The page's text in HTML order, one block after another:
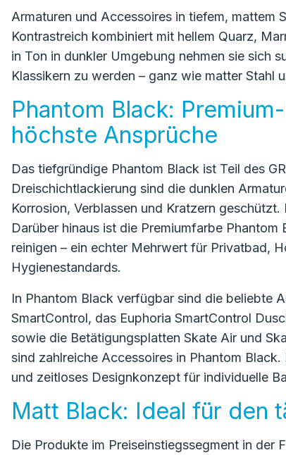
Armaturen und Accessoires in tiefem, mattem
Kontrastreich kombiniert mit hellem Quarz,
in Ton in dunkler Umgebung nehmen sie sich
Klassikern zu werden – ganz wie matter Stahl
Phantom Black:
höchste Ansprüche
Das tiefgründige Phantom Black ist Teil des
Dreischichtlackierung sind die dunklen
Korrosion, Verblassen und Kratzern
Darüber hinaus ist die Premiumfarbe
reinigen – ein echter Mehrwert für Privatbad,
Hygienestandards.
In Phantom Black verfügbar sind die beliebte
SmartControl, das Euphoria SmartControl
sowie die Betätigungsplatten Skate Air und
sind zahlreiche Accessoires in Phantom
und zeitloses Designkonzept für individuelle
Matt Black: Ideal für den
Die Produkte im Preiseinstiegssegment in der